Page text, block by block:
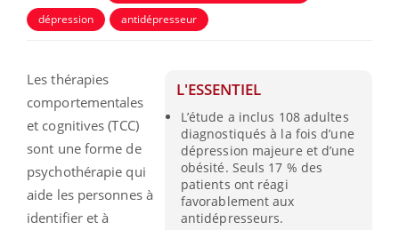
dépression
antidépresseur
L'ESSENTIEL
L’étude a inclus 108 adultes
diagnostiqués à la fois d’une
dépression majeure et d’une
obésité. Seuls 17 % des
patients ont réagi
favorablement aux
antidépresseurs.
Les thérapies
comportementales
et cognitives (TCC)
sont une forme de
psychothérapie qui
aide les personnes à
identifier et à